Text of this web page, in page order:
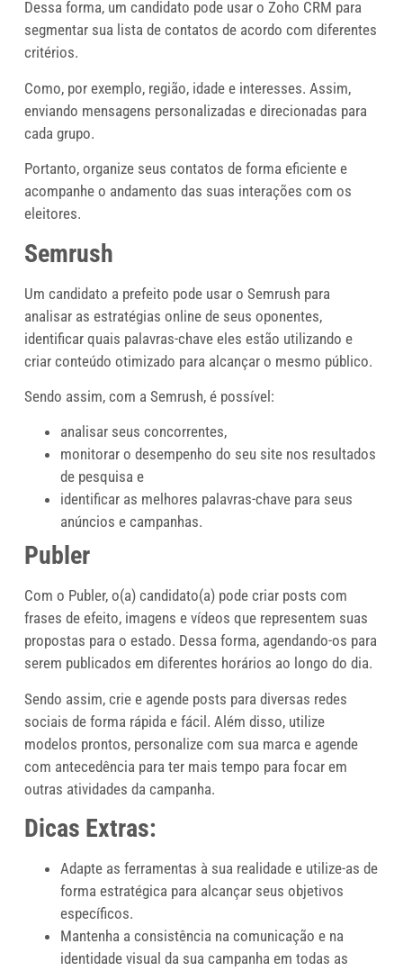
Dessa forma, um candidato pode usar o Zoho CRM para
segmentar sua lista de contatos de acordo com diferentes
critérios.
Como, por exemplo, região, idade e interesses. Assim,
enviando mensagens personalizadas e direcionadas para
cada grupo.
Portanto, organize seus contatos de forma eficiente e
acompanhe o andamento das suas interações com os
eleitores.
Semrush
Um candidato a prefeito pode usar o Semrush para
analisar as estratégias online de seus oponentes,
identificar quais palavras-chave eles estão utilizando e
criar conteúdo otimizado para alcançar o mesmo público.
Sendo assim, com a Semrush, é possível:
analisar seus concorrentes,
monitorar o desempenho do seu site nos resultados
de pesquisa e
identificar as melhores palavras-chave para seus
anúncios e campanhas.
Publer
Com o Publer, o(a) candidato(a) pode criar posts com
frases de efeito, imagens e vídeos que representem suas
propostas para o estado. Dessa forma, agendando-os para
serem publicados em diferentes horários ao longo do dia.
Sendo assim, crie e agende posts para diversas redes
sociais de forma rápida e fácil. Além disso, utilize
modelos prontos, personalize com sua marca e agende
com antecedência para ter mais tempo para focar em
outras atividades da campanha.
Dicas Extras:
Adapte as ferramentas à sua realidade e utilize-as de
forma estratégica para alcançar seus objetivos
específicos.
Mantenha a consistência na comunicação e na
identidade visual da sua campanha em todas as